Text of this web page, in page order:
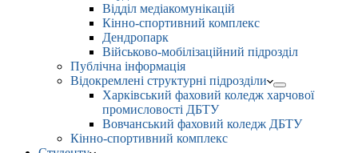
Відділ медіакомунікацій
Кінно-спортивний комплекс
Дендропарк
Військово-мобілізаційний підрозділ
Публічна інформація
Відокремлені структурні підрозділи
Харківський фаховий коледж харчової
промисловості ДБТУ
Вовчанський фаховий коледж ДБТУ
Кінно-спортивний комплекс